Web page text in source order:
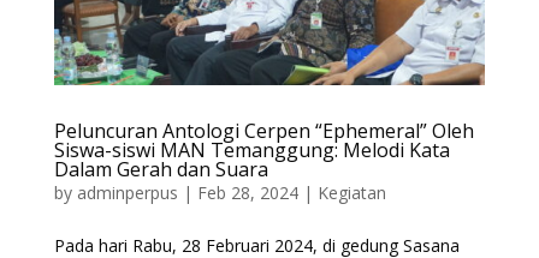
Peluncuran Antologi Cerpen “Ephemeral” Oleh
Siswa-siswi MAN Temanggung: Melodi Kata
Dalam Gerah dan Suara
by adminperpus | Feb 28, 2024| Kegiatan
Pada hari Rabu, 28 Februari 2024, di gedung Sasana